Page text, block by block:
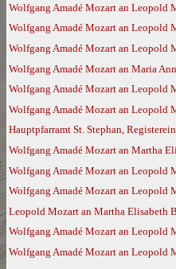
Wolfgang Amadé Mozart an Leopold
Wolfgang Amadé Mozart an Leopold
Wolfgang Amadé Mozart an Leopold
Wolfgang Amadé Mozart an Maria
Wolfgang Amadé Mozart an Leopold
Wolfgang Amadé Mozart an Leopold
Hauptpfarramt St. Stephan,
Wolfgang Amadé Mozart an Martha
Wolfgang Amadé Mozart an Leopold
Wolfgang Amadé Mozart an Leopold
Leopold Mozart an Martha Elisabeth
Wolfgang Amadé Mozart an Leopold
Wolfgang Amadé Mozart an Leopold